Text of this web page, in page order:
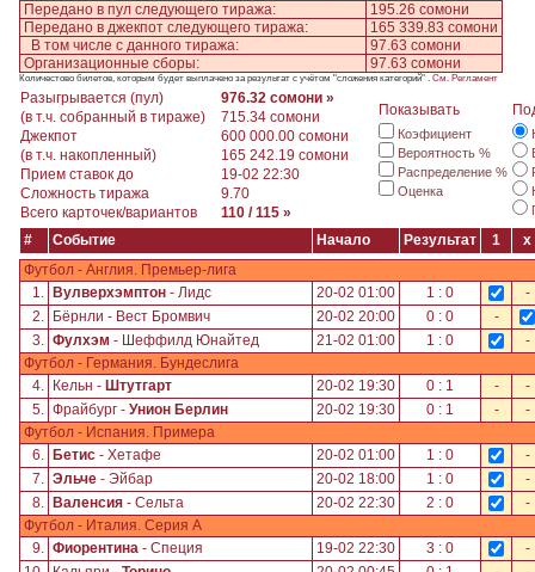
Передано в пул следующего тиража:
195.26 сомони
Передано в джекпот следующего тиража:
165 339.83 сомони
В том числе с данного тиража:
97.63 сомони
Организационные сборы:
97.63 сомони
Количестово билетов, которым будет выплачено за результат с учётом "сложения категорий" . См. Регламент
Разыгрывается (пул)
976.32 сомони »
(в т.ч. собранный в тираже)
715.34 сомони
Джекпот
600 000.00 сомони
(в т.ч. накопленный)
165 242.19 сомони
Прием ставок до
19-02 22:30
Сложность тиража
9.70
Всего карточек/вариантов
110 / 115 »
Показывать
Коэфициент
Вероятность %
Распределение %
Оценка
# Событие Начало Результат 1
x
Футбол - Англия. Премьер-лига
1.
Вулверхэмптон - Лидс 20-02 01:00 1 : 0
-
2.
Бёрнли - Вест Бромвич 20-02 20:00 0 : 0
-
3. Фулхэм - Шеффилд Юнайтед 21-02 01:00 1 : 0
-
Футбол - Германия. Бундеслига
4.
Кельн - Штутгарт 20-02 19:30 0 : 1 -
-
5. Фрайбург - Унион Берлин 20-02 19:30 0 : 1 -
-
Футбол - Испания. Примера
6.
Бетис - Хетафе 20-02 01:00 1 : 0
-
7. Эльче - Эйбар 20-02 18:00 1 : 0
-
8.
Валенсия - Сельта 20-02 22:30 2 : 0
-
Футбол - Италия. Серия А
9. Фиорентина - Специя 19-02 22:30 3 : 0
-